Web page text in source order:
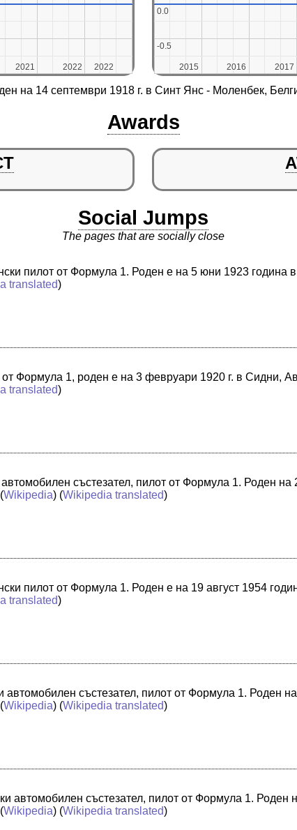
2021
2021 2022
2022 2022
2022 2015
2015 2016
2016 2017
2017
-0.5
-0.5
0.0
0.0
на 14 септември 1918 г. в Синт Янс - Моленбек,
Awards
Social Jumps
The pages that are socially close
пилот от Формула 1. Роден е на 5 юни 1923 година
translated)
от Формула 1, роден е на 3 февруари 1920 г. в Сидни,
translated)
състезател, пилот от Формула 1. Роден на
Wikipedia) (Wikipedia translated)
пилот от Формула 1. Роден е на 19 август 1954
translated)
състезател, пилот от Формула 1. Роден
Wikipedia) (Wikipedia translated)
автомобилен състезател, пилот от Формула 1. Роден
Wikipedia) (Wikipedia translated)